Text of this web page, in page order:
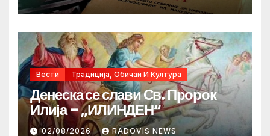
Вести Традиција, Обичаи И Култура
Денеска се слави Св. Пророк
Илија – „ИЛИНДЕН“
02/08/2026 RADOVIS NEWS